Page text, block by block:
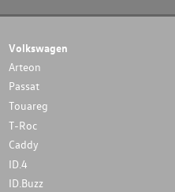
Volkswagen
Arteon
Passat
Touareg
T-Roc
Caddy
ID.4
ID.Buzz